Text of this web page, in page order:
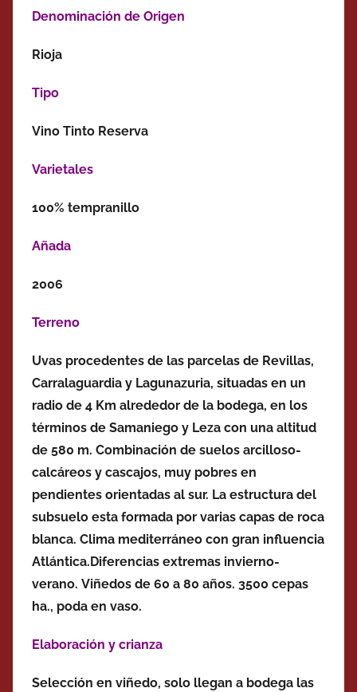
Denominación de Origen
Rioja
Tipo
Vino Tinto Reserva
Varietales
100% tempranillo
Añada
2006
Terreno
Uvas procedentes de las parcelas de Revillas,
Carralaguardia y Lagunazuria, situadas en un
radio de 4 Km alrededor de la bodega, en los
términos de Samaniego y Leza con una altitud
de 580 m. Combinación de suelos arcilloso-
calcáreos y cascajos, muy pobres en
pendientes orientadas al sur. La estructura del
subsuelo esta formada por varias capas de roca
blanca. Clima mediterráneo con gran influencia
Atlántica. Diferencias extremas invierno-
verano. Viñedos de 60 a 80 años. 3500 cepas
ha., poda en vaso.
Elaboración y crianza
Selección en viñedo, solo llegan a bodega las